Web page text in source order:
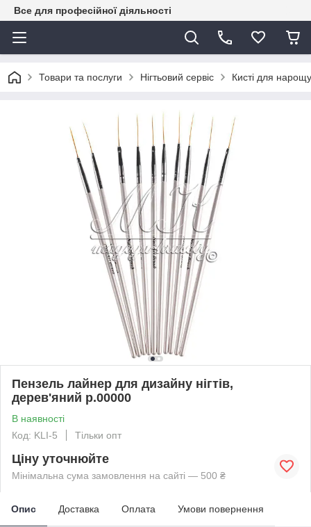
Все для професійної діяльності
Товари та послуги Нігтьовий сервіс Кисті для
Пензель лайнер для дизайну нігтів,
дерев'яний р.00000
В наявності
Код: KLI-5
Тільки опт
Ціну уточнюйте
Мінімальна сума замовлення на сайті — 500 ₴
Опис Доставка Оплата Умови повернення